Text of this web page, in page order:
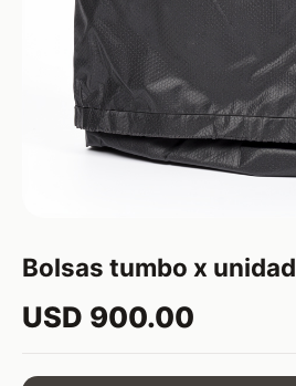
Bolsas tumbo x unidad
USD 900.00